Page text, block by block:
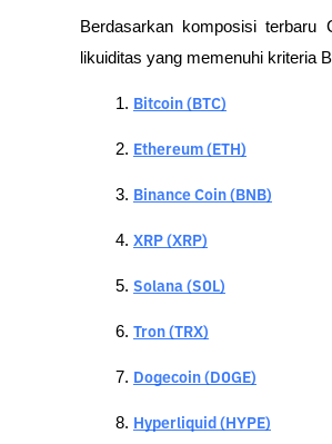
Berdasarkan komposisi
likuiditas yang memenuhi kriteria
Bitcoin (BTC)
Ethereum (ETH)
Binance Coin (BNB)
XRP (XRP)
Solana (SOL)
Tron (TRX)
Dogecoin (DOGE)
Hyperliquid (HYPE)